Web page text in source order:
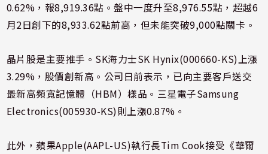
0.62%，報8,919.36點。盤中一度升至8,976.55點，超越6
月2日創下的8,933.62點前高，但未能突破9,000點關卡。
晶片股是主要推手。SK海力士SK Hynix(000660-KS)上漲
3.29%，股價創新高。公司日前表示，已向主要客戶送交
最新高頻寬記憶體（HBM）樣品。三星電子Samsung
Electronics(005930-KS)則上漲0.87%。
此外，蘋果Apple(AAPL-US)執行長Tim Cook接受《華爾